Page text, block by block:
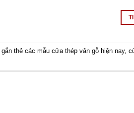
thẻcác mẫu cửa thép vân gỗ hiện nay,